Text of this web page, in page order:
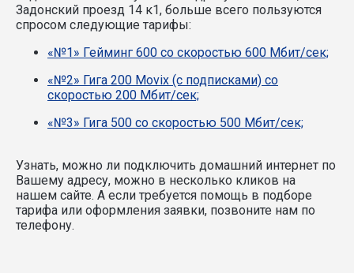
Задонский проезд 14 к1, больше всего пользуются
спросом следующие тарифы:
«№1» Гейминг 600 со скоростью 600 Мбит/сек;
«№2» Гига 200 Movix (с подписками) со
скоростью 200 Мбит/сек;
«№3» Гига 500 со скоростью 500 Мбит/сек;
Узнать, можно ли подключить домашний интернет по
Вашему адресу, можно в несколько кликов на
нашем сайте. А если требуется помощь в подборе
тарифа или оформления заявки, позвоните нам по
телефону.